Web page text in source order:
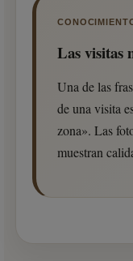
Las visitas
Una de las
de una visita
zona». Las
muestran